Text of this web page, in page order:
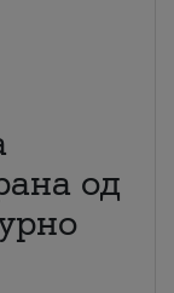
од